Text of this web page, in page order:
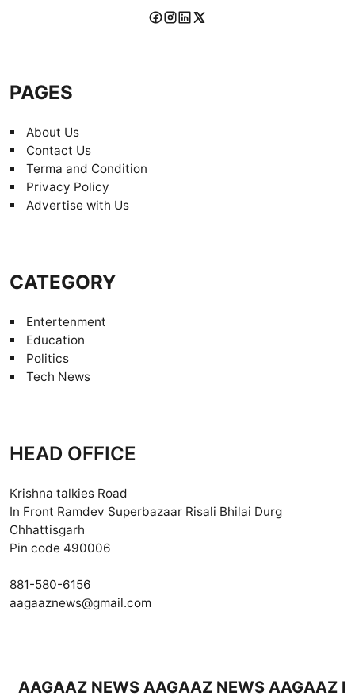
PAGES
About Us
Contact Us
Terma and Condition
Privacy Policy
Advertise with Us
CATEGORY
Entertenment
Education
Politics
Tech News
HEAD OFFICE
Krishna talkies Road
In Front Ramdev Superbazaar Risali Bhilai Durg
Chhattisgarh
Pin code 490006
881-580-6156
aagaaznews@gmail.com
NEWS AAGAAZ NEWS AAGAAZ NEWS